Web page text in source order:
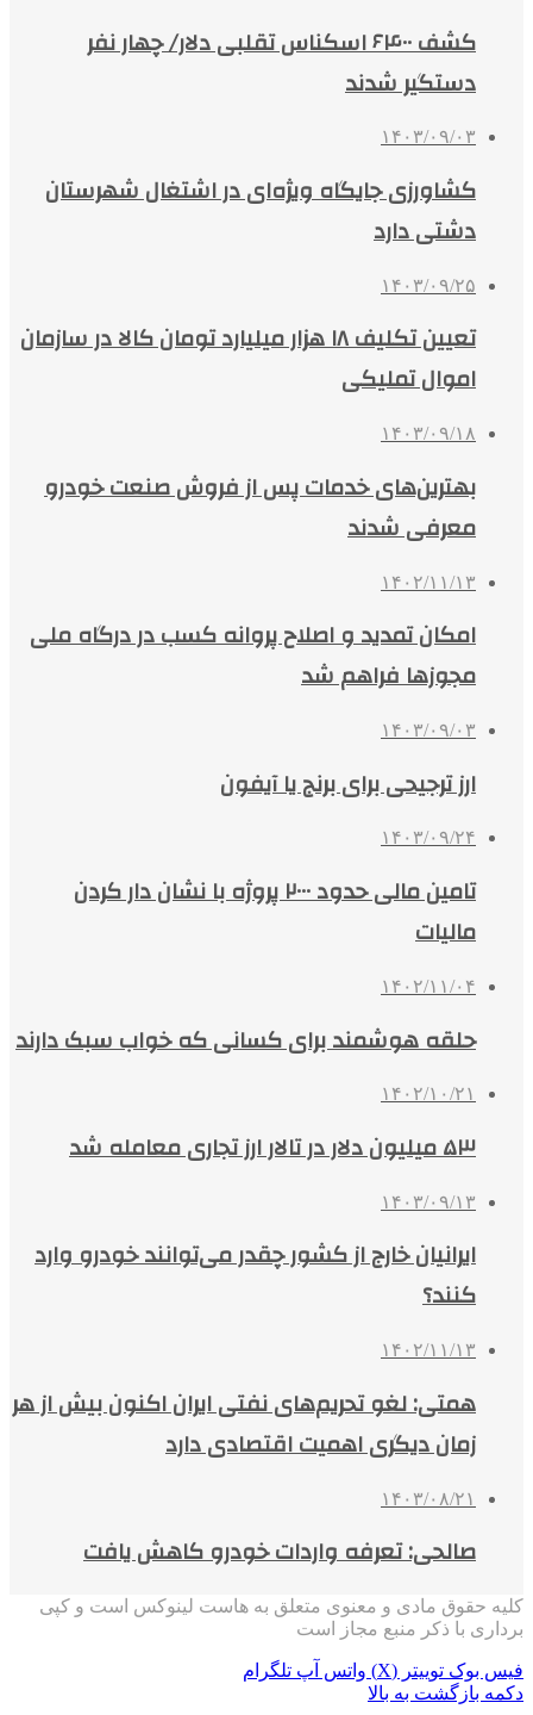
کشف ۶۴۰۰ اسکناس تقلبی دلار/ چهار نفر
دستگیر شدند
۱۴۰۳/۰۹/۰۳
کشاورزی جایگاه ویژه‌ای در اشتغال شهرستان
دشتی دارد
۱۴۰۳/۰۹/۲۵
تعیین تکلیف ۱۸ هزار میلیارد تومان کالا در سازمان
اموال تملیکی
۱۴۰۳/۰۹/۱۸
بهترین‌های خدمات پس از فروش صنعت خودرو
معرفی شدند
۱۴۰۲/۱۱/۱۳
امکان تمدید و اصلاح پروانه کسب در درگاه ملی
مجوزها فراهم شد
۱۴۰۳/۰۹/۰۳
ارز ترجیحی برای برنج یا آیفون
۱۴۰۳/۰۹/۲۴
تامین مالی حدود ۲۰۰۰ پروژه با نشان دار کردن
مالیات
۱۴۰۲/۱۱/۰۴
حلقه هوشمند برای کسانی که خواب سبک دارند
۱۴۰۲/۱۰/۲۱
۵۳ میلیون دلار در تالار ارز تجاری معامله شد
۱۴۰۳/۰۹/۱۳
ایرانیان خارج از کشور چقدر می‌توانند خودرو وارد
کنند؟
۱۴۰۲/۱۱/۱۳
همتی: لغو تحریم‌های نفتی ایران اکنون بیش از هر
زمان دیگری اهمیت اقتصادی دارد
۱۴۰۳/۰۸/۲۱
صالحی: تعرفه واردات خودرو کاهش یافت
کلیه حقوق مادی و معنوی متعلق به هاست لینوکس است و کپی
برداری با ذکر منبع مجاز است
فیس بوک توییتر (X) واتس آپ تلگرام
دکمه بازگشت به بالا